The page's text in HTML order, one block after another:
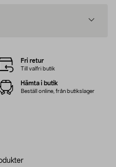
Fri retur
Till valfri butik
Hämta i butik
Beställ online, från butikslager